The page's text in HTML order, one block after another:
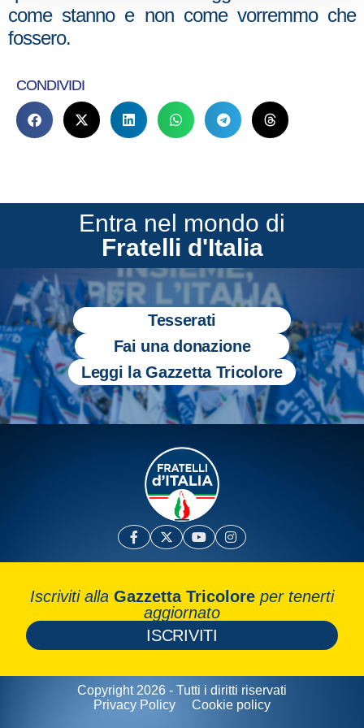
come stanno e non come vorremmo che
fossero.
CONDIVIDI
Entra nel mondo di
Fratelli d'Italia
Tesserati
Fai una donazione
Leggi la Gazzetta Tricolore
Iscriviti alla Gazzetta Tricolore per tenerti
aggiornato
ISCRIVITI
Copyright 2026 - Tutti i diritti riservati
Privacy Policy
Cookie policy